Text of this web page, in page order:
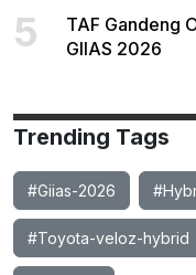
5
TAF Gandeng
GIIAS 2026
Trending Tags
#Giias-2026
#Toyota-veloz-hybrid